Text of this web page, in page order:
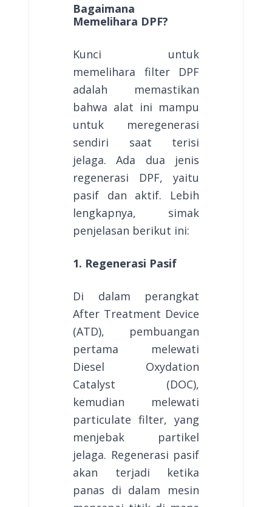
Bagaimana
Memelihara DPF?
Kunci untuk
memelihara filter DPF
adalah memastikan
bahwa alat ini mampu
untuk meregenerasi
sendiri saat terisi
jelaga. Ada dua jenis
regenerasi DPF, yaitu
pasif dan aktif. Lebih
lengkapnya, simak
penjelasan berikut ini:
1. Regenerasi Pasif
Di dalam perangkat
After Treatment Device
(ATD), pembuangan
pertama melewati
Diesel Oxydation
Catalyst (DOC),
kemudian melewati
particulate filter, yang
menjebak partikel
jelaga. Regenerasi pasif
akan terjadi ketika
panas di dalam mesin